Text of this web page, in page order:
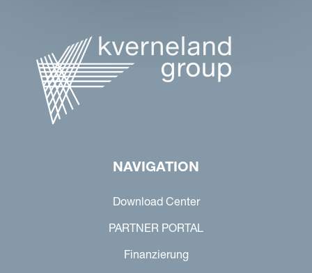
NAVIGATION
Download Center
PARTNER PORTAL
Finanzierung